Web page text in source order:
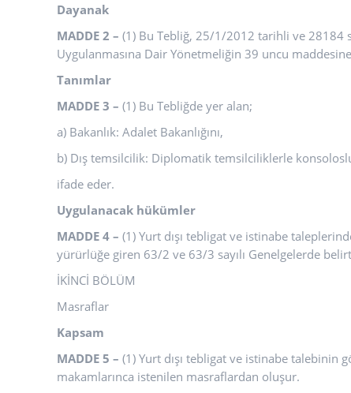
Dayanak
MADDE 2 – (1) Bu Tebliğ, 25/1/2012 tarihli ve 28184
Uygulanmasına Dair Yönetmeliğin 39 uncu maddesine
Tanımlar
MADDE 3 – (1) Bu Tebliğde yer alan;
a) Bakanlık: Adalet Bakanlığını,
b) Dış temsilcilik: Diplomatik temsilciliklerle
ifade eder.
Uygulanacak hükümler
MADDE 4 – (1) Yurt dışı tebligat ve istinabe
yürürlüğe giren 63/2 ve 63/3 sayılı Genelgelerde
İKİNCİ BÖLÜM
Masraflar
Kapsam
MADDE 5 – (1) Yurt dışı tebligat ve istinabe talebinin
makamlarınca istenilen masraflardan oluşur.